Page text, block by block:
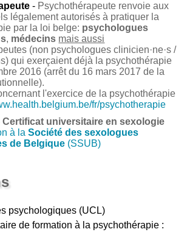
- Psychothérapeute renvoie aux
légalement autorisés à pratiquer la
par la loi belge: psychologues
, médecins mais aussi
(non psychologues clinicien·ne·s /
qui exerçaient déjà la psychothérapie
2016 (arrêt du 16 mars 2017 de la
l'exercice de la psychothérapie
fr/psychotherapie
Certificat universitaire en sexologie
à laSociété des sexologues
de Belgique (SSUB)
psychologiques (UCL)
de formation à la psychothérapie :